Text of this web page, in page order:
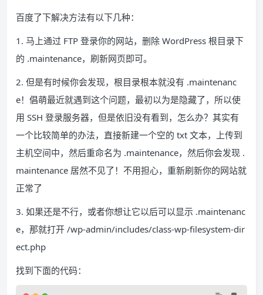
百度了下解决方法有以下几种：
1. 马上通过 FTP 登录你的网站，删除 WordPress 根目录下
的 .maintenance，刷新网页即可。
2. 但是有时候你会发现，根目录根本就没有 .maintenanc
e！倡萌最近就遇到这个问题，最初以为是隐藏了，所以使
用 SSH 登录服务器，但是依旧没有看到，怎么办？其实有
一个比较简单的办法，直接新建一个空的 txt 文本，上传到
主机空间中，然后重命名为 .maintenance，然后你会发现 .
maintenance 居然不见了！不用担心，重新刷新你的网站就
正常了
3. 如果还是不行，或者你想让它以后可以显示 .maintenanc
e，那就打开 /wp-admin/includes/class-wp-filesystem-dir
ect.php
找到下面的代码：